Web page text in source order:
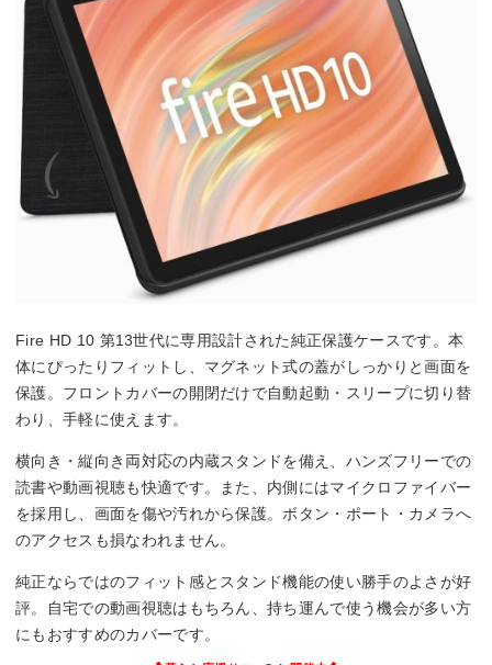
Fire HD 10 第13世代に専用設計された純正保護ケースです。本
体にぴったりフィットし、マグネット式の蓋がしっかりと画面を
保護。フロントカバーの開閉だけで自動起動・スリープに切り替
わり、手軽に使えます。
横向き・縦向き両対応の内蔵スタンドを備え、ハンズフリーでの
読書や動画視聴も快適です。また、内側にはマイクロファイバー
を採用し、画面を傷や汚れから保護。ボタン・ポート・カメラへ
のアクセスも損なわれません。
純正ならではのフィット感とスタンド機能の使い勝手のよさが好
評。自宅での動画視聴はもちろん、持ち運んで使う機会が多い方
にもおすすめのカバーです。